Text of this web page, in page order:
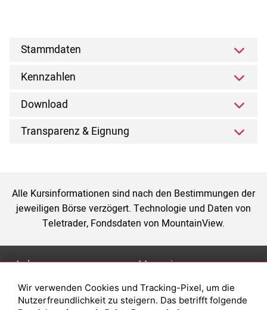
Stammdaten
Kennzahlen
Download
Transparenz & Eignung
Alle Kursinformationen sind nach den Bestimmungen der
jeweiligen Börse verzögert. Technologie und Daten von
Teletrader, Fondsdaten von MountainView.
Anlage
Depot eröffnen
Magazin
Was sind sind ETFs?
Wir verwenden Cookies und Tracking-Pixel, um die
Nutzerfreundlichkeit zu steigern. Das betrifft folgende